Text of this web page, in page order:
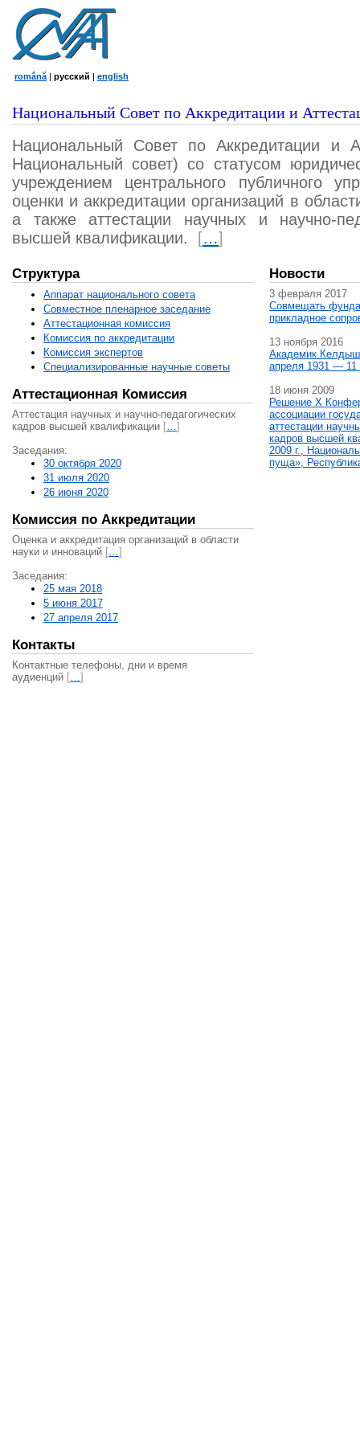
română | русский | english
Национальный Совет по Аккредитации и
Национальный Совет по Аккредитации и
Национальный совет) со статусом
учреждением центрального публичного
оценки и аккредитации организаций в
а также аттестации научных и научно-
высшей квалификации.
[…]
Структура
Аппарат национального совета
Совместное пленарное заседание
Аттестационная комисcия
Комиссия по аккредитации
Комиссия экспертов
Специализированные научные советы
Аттестационная Комиссия
Аттестация научных и научно-педагогических
кадров высшей квалификации […]
Заседания:
30 октября 2020
31 июля 2020
26 июня 2020
Комиссия по Аккредитации
Оценка и аккредитация организаций в области
науки и инноваций […]
Заседания:
25 мая 2018
5 июня 2017
27 апреля 2017
Контакты
Контактные телефоны, дни и время
аудиенций […]
Новости
3 февраля 2017
Совмещать
прикладное
13 ноября 2016
Академик
апреля 1931 — 11
18 июня 2009
Решение X
ассоциации
аттестации
кадров высшей
2009 г.,
пуща»,